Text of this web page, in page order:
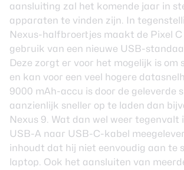
aansluiting zal het komende jaar in
apparaten te vinden zijn. In
Nexus-halfbroertjes maakt de Pixel
gebruik van een nieuwe USB-
Deze zorgt er voor het mogelijk is om
en kan voor een veel hogere
9000 mAh-accu is door de geleverde
aanzienlijk sneller op te laden dan
Nexus 9. Wat dan wel weer tegenvalt
USB-A naar USB-C-kabel
inhoudt dat hij niet eenvoudig aan te
laptop. Ook het aansluiten van